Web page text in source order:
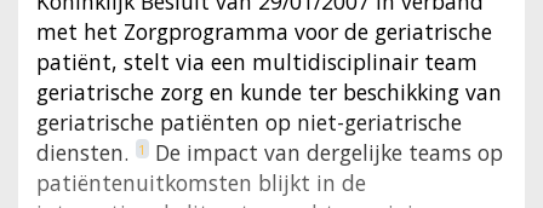
met het Zorgprogramma voor de geriatrische
patiënt, stelt via een multidisciplinair team
geriatrische zorg en kunde ter beschikking van
geriatrische patiënten op niet-geriatrische
diensten.
1
De impact van dergelijke teams op
patiëntenuitkomsten blijkt in de